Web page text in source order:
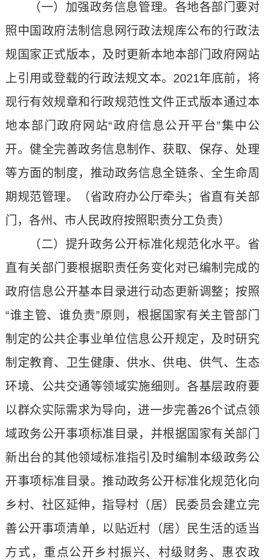
（一）加强政务信息管理。各地各部门要对
照中国政府法制信息网行政法规库公布的行政法
规国家正式版本，及时更新本地本部门政府网站
上引用或登载的行政法规文本。2021年底前，将
现行有效规章和行政规范性文件正式版本通过本
地本部门政府网站“政府信息公开平台”集中公
开。健全完善政务信息制作、获取、保存、处理
等方面的制度，推动政务信息全链条、全生命周
期规范管理。（省政府办公厅牵头；省直有关部
门，各州、市人民政府按照职责分工负责）
（二）提升政务公开标准化规范化水平。省
直有关部门要根据职责任务变化对已编制完成的
政府信息公开基本目录进行动态更新调整；按照
“谁主管、谁负责”原则，根据国家有关主管部门
制定的公共企事业单位信息公开规定，及时研究
制定教育、卫生健康、供水、供电、供气、生态
环境、公共交通等领域实施细则。各基层政府要
以群众实际需求为导向，进一步完善26个试点领
域政务公开事项标准目录，并根据国家有关部门
新出台的其他领域标准指引及时编制本级政务公
开事项标准目录。推动政务公开标准化规范化向
乡村、社区延伸，指导村（居）民委员会建立完
善公开事项清单，以贴近村（居）民生活的适当
方式，重点公开乡村振兴、村级财务、惠农政